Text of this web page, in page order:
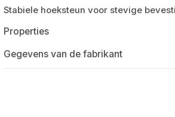
Stabiele hoeksteun voor stevige
Properties
Gegevens van de fabrikant